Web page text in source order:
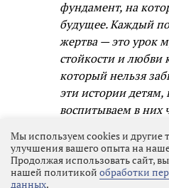
фундамент, на
будущее. Каждый
жертва — это урок
стойкости и любви
который нельзя
эти истории
воспитываем в них
единства с
через творчество и
быть частью этого
Мы используем cookies и другие
улучшения вашего опыта на
Продолжая использовать сайт,
нашей политикой обработки
данных.